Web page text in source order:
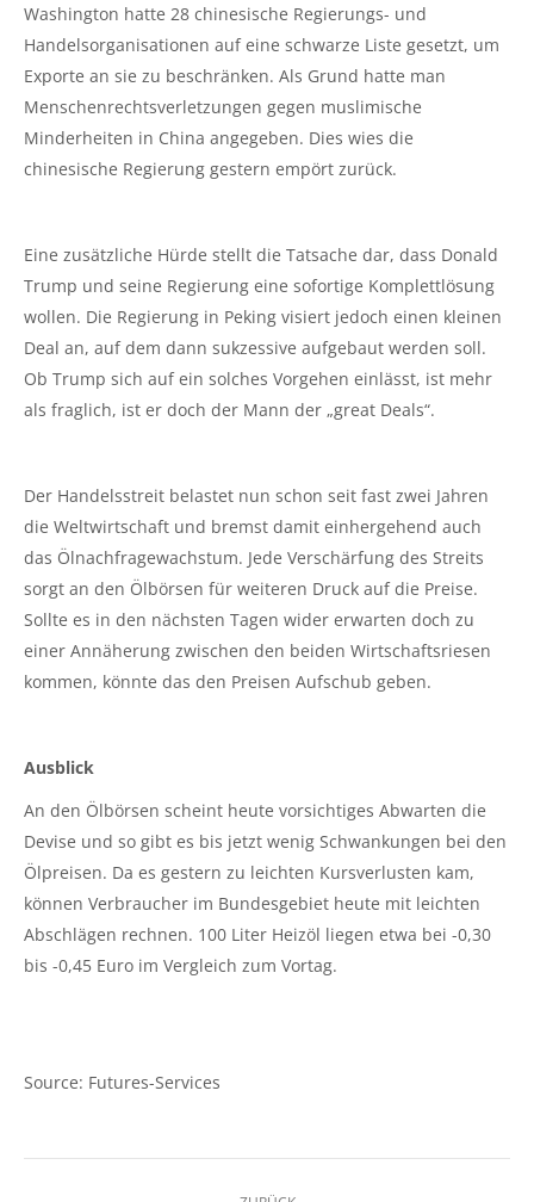
Washington hatte 28 chinesische Regierungs- und
Handelsorganisationen auf eine schwarze Liste gesetzt, um
Exporte an sie zu beschränken. Als Grund hatte man
Menschenrechtsverletzungen gegen muslimische
Minderheiten in China angegeben. Dies wies die
chinesische Regierung gestern empört zurück.
Eine zusätzliche Hürde stellt die Tatsache dar, dass Donald
Trump und seine Regierung eine sofortige Komplettlösung
wollen. Die Regierung in Peking visiert jedoch einen kleinen
Deal an, auf dem dann sukzessive aufgebaut werden soll.
Ob Trump sich auf ein solches Vorgehen einlässt, ist mehr
als fraglich, ist er doch der Mann der „great Deals“.
Der Handelsstreit belastet nun schon seit fast zwei Jahren
die Weltwirtschaft und bremst damit einhergehend auch
das Ölnachfragewachstum. Jede Verschärfung des Streits
sorgt an den Ölbörsen für weiteren Druck auf die Preise.
Sollte es in den nächsten Tagen wider erwarten doch zu
einer Annäherung zwischen den beiden Wirtschaftsriesen
kommen, könnte das den Preisen Aufschub geben.
Ausblick
An den Ölbörsen scheint heute vorsichtiges Abwarten die
Devise und so gibt es bis jetzt wenig Schwankungen bei den
Ölpreisen. Da es gestern zu leichten Kursverlusten kam,
können Verbraucher im Bundesgebiet heute mit leichten
Abschlägen rechnen. 100 Liter Heizöl liegen etwa bei -0,30
bis -0,45 Euro im Vergleich zum Vortag.
Source: Futures-Services
Kommentarnavigation